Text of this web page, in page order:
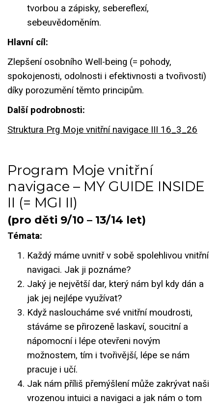
tvorbou a zápisky, sebereflexí,
sebeuvědoměním.
Hlavní cíl:
Zlepšení osobního Well-being (= pohody,
spokojenosti, odolnosti i efektivnosti a tvořivosti)
díky porozumění těmto principům.
Další podrobnosti:
Struktura Prg Moje vnitřní navigace III 16_3_26
Program Moje vnitřní
navigace – MY GUIDE INSIDE
II (= MGI II)
(pro děti 9/10 – 13/14 let)
Témata:
Každý máme uvnitř v sobě spolehlivou vnitřní
navigaci. Jak ji poznáme?
Jaký je největší dar, který nám byl kdy dán a
jak jej nejlépe využívat?
Když nasloucháme své vnitřní moudrosti,
stáváme se přirozeně laskaví, soucitní a
nápomocní i lépe otevřeni novým
možnostem, tím i tvořivější, lépe se nám
pracuje i učí.
Jak nám příliš přemýšlení může zakrývat naši
vrozenou intuici a navigaci a jak nám o tom